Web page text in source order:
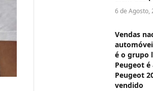
6 de Agosto,
Vendas
é o grupo
Peugeot é
Peugeot
vendido